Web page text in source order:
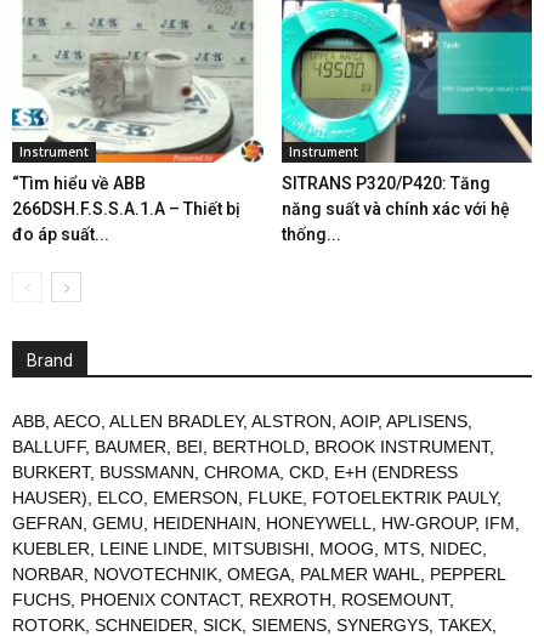
Instrument
“Tìm hiểu về ABB
266DSH.F.S.S.A.1.A – Thiết bị
đo áp suất...
Instrument
SITRANS P320/P420: Tăng
năng suất và chính xác với hệ
thống...
Brand
ABB AECO ALLEN BRADLEY, ALSTRON AOIP, APLISENS
BALLUFF, BAUMER BEI BERTHOLD BROOK INSTRUMENT,
BURKERT, BUSSMANN CHROMA CKD E+H (ENDRESS
HAUSER)
ELCO EMERSON FLUKE FOTOELEKTRIK PAULY,
GEFRAN GEMU HEIDENHAIN HONEYWELL HW-GROUP, IFM
KUEBLER
LEINE LINDE MITSUBISHI MOOG MTS NIDEC
NORBAR
NOVOTECHNIK OMEGA PALMER WAHL
PEPPERL
FUCHS PHOENIX CONTACT, REXROTH ROSEMOUNT,
ROTORK SCHNEIDER SICK SIEMENS SYNERGYS TAKEX